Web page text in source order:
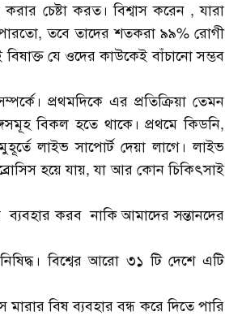
চেষ্টা করত। বিশ্বাস করেন , যারা
তবে তাদের শতকরা ৯৯% রোগী
যে ওদের কাউকেই বাঁচানো সম্ভব
প্রথমদিকে এর প্রতিক্রিয়া তেমন
বিকল হতে থাকে। প্রথমে কিডনি,
লাইভ সাপোর্ট দেয়া লাগে। লাইভ
হয়ে যায়, যা আর কোন চিকিৎসাই
করব নাকি আমাদের সন্তানদের
বিশ্বের আরো ৩১ টি দেশে এটি
বিষ ব্যবহার বন্ধ করে দিতে পারি